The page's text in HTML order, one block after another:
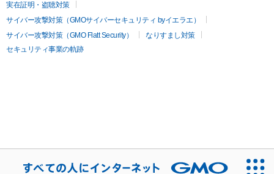
実在証明・盗聴対策
サイバー攻撃対策（GMOサイバーセキュリティ byイエラエ）
サイバー攻撃対策（GMO Flatt Security）
なりすまし対策
セキュリティ事業の軌跡